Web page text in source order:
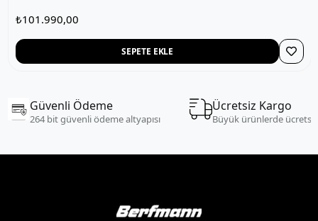
₺101.990,00
SEPETE EKLE
Güvenli Ödeme
264 bit güvenli ödeme altyapısı
Ücretsiz Kargo
Büyük ürünlerde